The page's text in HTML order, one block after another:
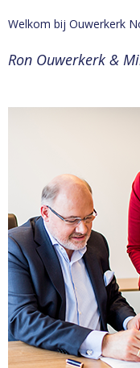
Welkom bij Ouwerkerk
Ron Ouwerkerk &